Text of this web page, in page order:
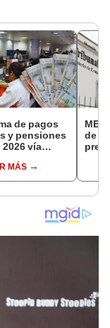
de pagos
y pensiones
vía
fechas de
MÁS
MEF
de la